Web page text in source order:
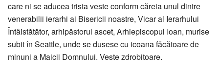
care ni se aducea trista veste conform căreia unul dintre
venerabilii ierarhi ai Bisericii noastre, Vicar al Ierarhului
Întâistătător, arhipăstorul ascet, Arhiepiscopul Ioan, murise
subit în Seattle, unde se dusese cu icoana făcătoare de
minuni a Maicii Domnului. Veste zdrobitoare.